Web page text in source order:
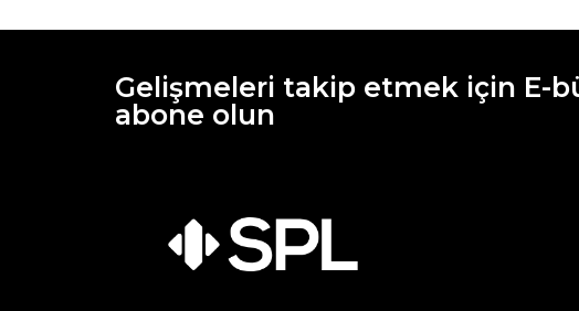
Gelişmeleri takip etmek için E-
abone olun